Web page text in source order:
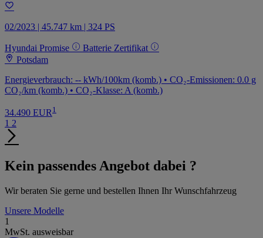
02/2023 | 45.747 km | 324 PS
Hyundai Promise
Batterie Zertifikat
Potsdam
Energieverbrauch: -- kWh/100km (komb.) • CO₂-Emissionen: 0.0 g
CO₂/km (komb.) • CO₂-Klasse: A (komb.)
34.490 EUR1
1 2
Kein passendes Angebot dabei ?
Wir beraten Sie gerne und bestellen Ihnen Ihr Wunschfahrzeug
Unsere Modelle
1
MwSt. ausweisbar